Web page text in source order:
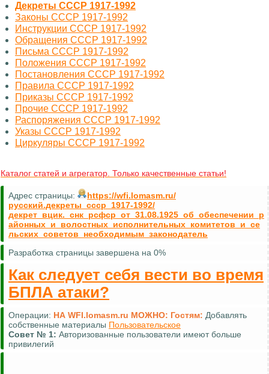
Декреты СССР 1917-1992
Законы СССР 1917-1992
Инструкции СССР 1917-1992
Обращения СССР 1917-1992
Письма СССР 1917-1992
Положения СССР 1917-1992
Постановления СССР 1917-1992
Правила СССР 1917-1992
Приказы СССР 1917-1992
Прочие СССР 1917-1992
Распоряжения СССР 1917-1992
Указы СССР 1917-1992
Циркуляры СССР 1917-1992
Каталог статей и агрегатор. Только качественные статьи!
Адрес страницы:
https://wfi.lomasm.ru/
русский.декреты_ссср_1917-1992/
декрет_вцик._снк_рсфср_от_31.08.1925_об_обеспечении_р
айонных_и_волостных_исполнительных_комитетов_и_се
льских_советов_необходимым_законодатель
Разработка страницы завершена на 0%
Как следует себя вести во время
БПЛА атаки?
Операции: НА WFI.lomasm.ru МОЖНО: Гостям: Добавлять
собственные материалы Пользовательское
Совет № 1: Авторизованные пользователи имеют больше
привилегий